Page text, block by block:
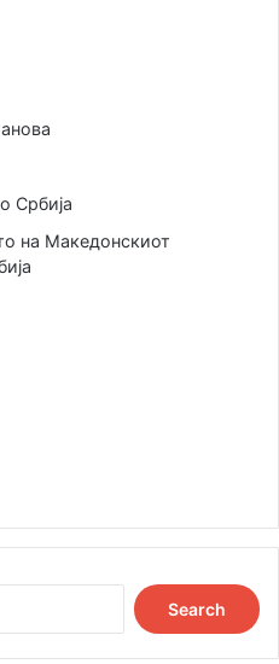
Србија
на Македонскиот
Search
for: